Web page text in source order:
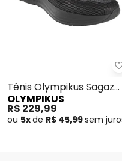
Tênis Olympikus Sagaz
(Cinza)
OLYMPIKUS
R$ 229,99
ou 5xde R$ 45,99sem